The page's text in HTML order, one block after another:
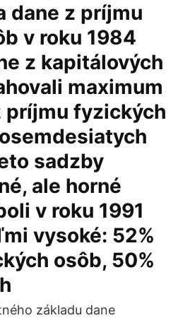
dane z príjmu
v roku 1984
z kapitálových
maximum
príjmu fyzických
sadzby
ale horné
v roku 1991
vysoké: 52%
osôb, 50%
základu dane